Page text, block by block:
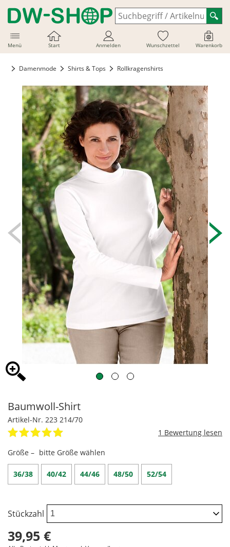
Menü Start Anmelden Wunschzettel Warenkorb
Damenmode Shirts & Tops Rollkragenshirts
Baumwoll-Shirt
Artikel-Nr. 223 214/70
1
Größe – bitte Größe wählen
36/38 40/42 44/46 48/50 52/54
Stückzahl
39,95 €